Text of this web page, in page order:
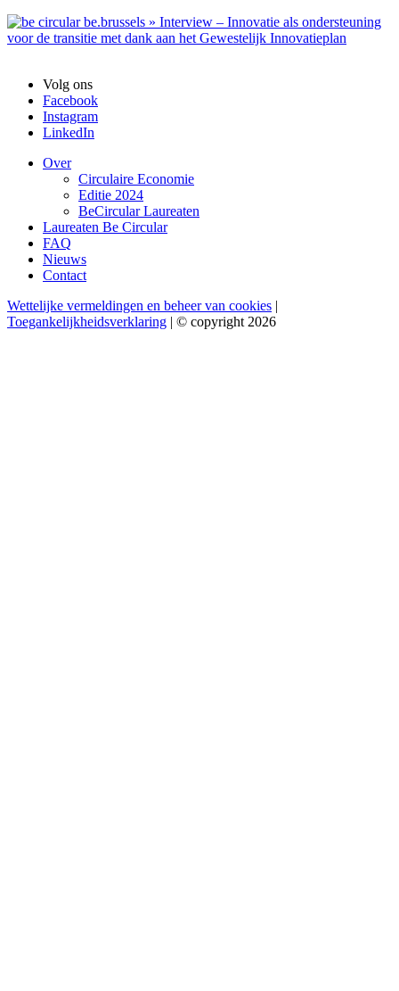
Volg ons
Facebook
Instagram
LinkedIn
Over
Circulaire Economie
Editie 2024
BeCircular Laureaten
Laureaten Be Circular
FAQ
Nieuws
Contact
Wettelijke vermeldingen en beheer van cookies |
Toegankelijkheidsverklaring | © copyright 2026